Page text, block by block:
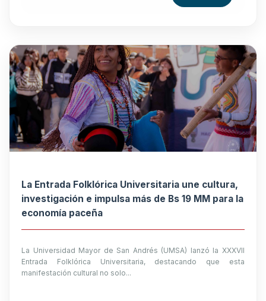
La Entrada Folklórica Universitaria une cultura,
investigación e impulsa más de Bs 19 MM para la
economía paceña
La Universidad Mayor de San Andrés (UMSA) lanzó la XXXVII
Entrada Folklórica Universitaria, destacando que esta
manifestación cultural no solo...